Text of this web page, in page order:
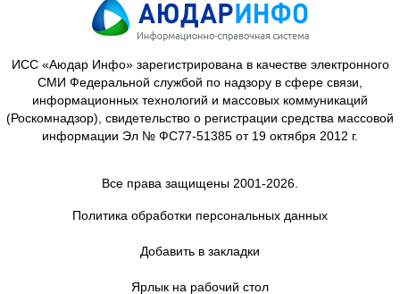
ИСС «Аюдар Инфо» зарегистрирована в качестве электронного
СМИ Федеральной службой по надзору в сфере связи,
информационных технологий и массовых коммуникаций
(Роскомнадзор), свидетельство о регистрации средства массовой
информации Эл № ФС77-51385 от 19 октября 2012 г.
Все права защищены 2001-2026.
Политика обработки персональных данных
Добавить в закладки
Ярлык на рабочий стол